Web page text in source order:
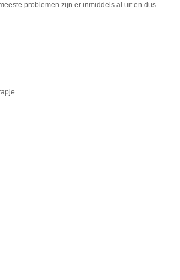
problemen zijn er inmiddels al uit en dus